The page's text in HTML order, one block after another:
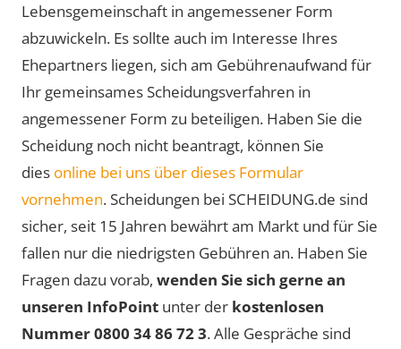
Lebensgemeinschaft in angemessener Form
abzuwickeln. Es sollte auch im Interesse Ihres
Ehepartners liegen, sich am Gebührenaufwand für
Ihr gemeinsames Scheidungsverfahren in
angemessener Form zu beteiligen. Haben Sie die
Scheidung noch nicht beantragt, können Sie
dies online bei uns über dieses Formular
vornehmen. Scheidungen bei SCHEIDUNG.de sind
sicher, seit 15 Jahren bewährt am Markt und für Sie
fallen nur die niedrigsten Gebühren an. Haben Sie
Fragen dazu vorab, wenden Sie sich gerne an
unseren InfoPoint unter der kostenlosen
Nummer 0800 34 86 72 3. Alle Gespräche sind